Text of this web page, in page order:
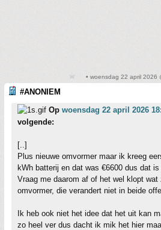
• woensdag 22 april 2026
#ANONIEM
Op woensdag 22 april 2026
volgende:
[..]
Plus nieuwe omvormer maar ik kreeg
kWh batterij en dat was €6600 dus dat
Vraag me daarom af of het wel klopt
omvormer, die verandert niet in beide
Ik heb ook niet het idee dat het uit kan
zo heel ver dus dacht ik mik het hier